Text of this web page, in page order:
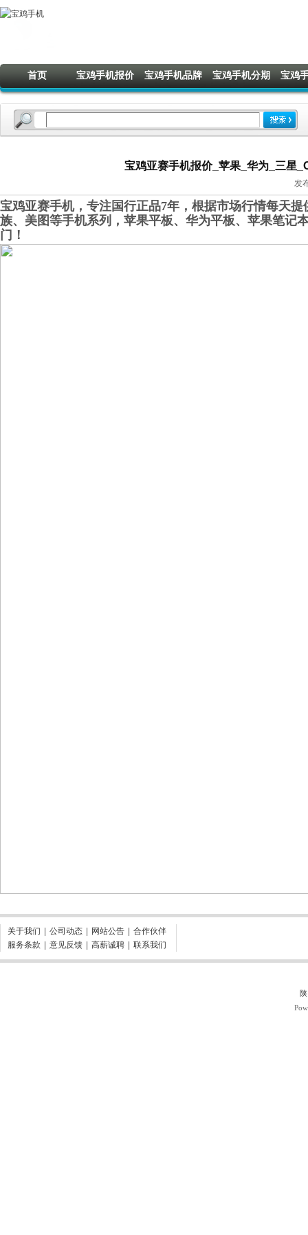
首页 宝鸡手机报价 宝鸡手机品牌 宝鸡手机分期 宝鸡
宝鸡亚赛手机报价_苹果_华为_三星
发
宝鸡亚赛手机，专注国行正品7年，根据市场行情每天
族、美图等手机系列，苹果平板、华为平板、苹果笔记
门！
关于我们 公司动态 网站公告
合作伙伴
服务条款
意见反馈 高薪诚聘 联系我们